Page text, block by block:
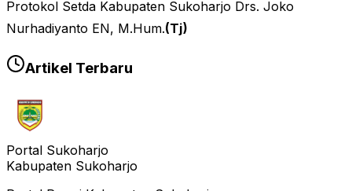
Protokol Setda Kabupaten Sukoharjo Drs. Joko
Nurhadiyanto EN, M.Hum.(Tj)
Artikel Terbaru
Portal Sukoharjo
Kabupaten Sukoharjo